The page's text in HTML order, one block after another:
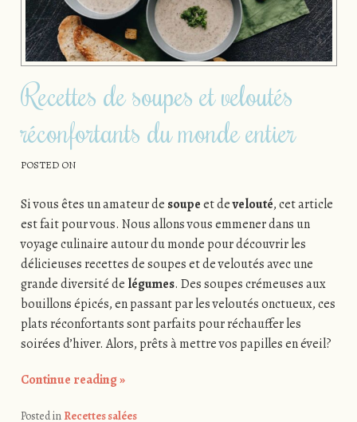
Recettes de soupes et veloutés
réconfortants du monde entier
POSTED ON
Si vous êtes un amateur de soupeet develouté, cet article
est fait pour vous. Nous allons vous emmener dans un
voyage culinaire autour du monde pour découvrir les
délicieuses recettes de soupes et de veloutés avec une
grande diversité de légumes. Des soupes crémeuses aux
bouillons épicés, en passant par les veloutés onctueux, ces
plats réconfortants sont parfaits pour réchauffer les
soirées d’hiver. Alors, prêts à mettre vos papilles en éveil?
Continue reading»
Posted in Recettes salées